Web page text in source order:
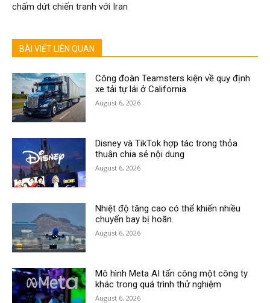
chấm dứt chiến tranh với Iran
BÀI VIẾT LIÊN QUAN
Công đoàn Teamsters kiện về quy định
xe tải tự lái ở California
August 6, 2026
Disney và TikTok hợp tác trong thỏa
thuận chia sẻ nội dung
August 6, 2026
Nhiệt độ tăng cao có thể khiến nhiều
chuyến bay bị hoãn.
August 6, 2026
Mô hình Meta AI tấn công một công ty
khác trong quá trình thử nghiệm
August 6, 2026